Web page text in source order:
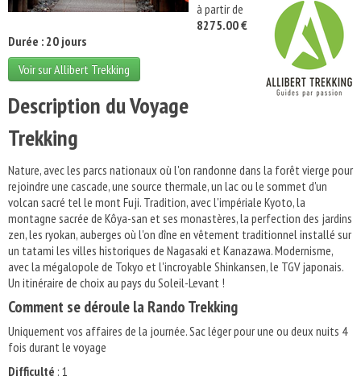
à partir de
8275.00 €
Durée : 20 jours
Voir sur Allibert Trekking
Description du Voyage
Trekking
Nature, avec les parcs nationaux où l'on randonne dans la forêt vierge pour
rejoindre une cascade, une source thermale, un lac ou le sommet d'un
volcan sacré tel le mont Fuji. Tradition, avec l'impériale Kyoto, la
montagne sacrée de Kôya-san et ses monastères, la perfection des jardins
zen, les ryokan, auberges où l'on dîne en vêtement traditionnel installé sur
un tatami les villes historiques de Nagasaki et Kanazawa. Modernisme,
avec la mégalopole de Tokyo et l'incroyable Shinkansen, le TGV japonais.
Un itinéraire de choix au pays du Soleil-Levant !
Comment se déroule la Rando Trekking
Uniquement vos affaires de la journée. Sac léger pour une ou deux nuits 4
fois durant le voyage
Difficulté : 1